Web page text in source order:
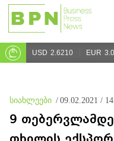
USD 2.6210 EUR
სიახლეები / 09.02.2021 /
9